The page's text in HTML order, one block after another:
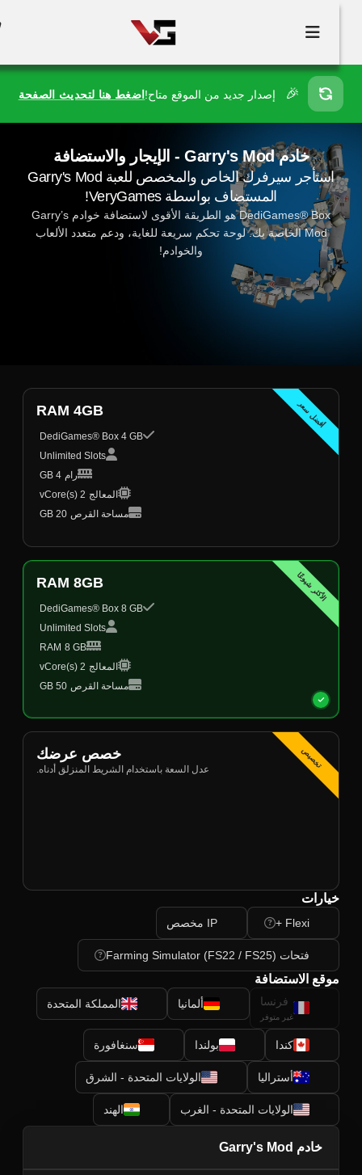
🎉 إصدار جديد من الموقع متاح! اضغط هنا لتحديث الصفحة
خادم Garry's Mod - الإيجار والاستضافة
استأجر سيرفرك الخاص والمخصص للعبة Garry's Mod
المستضاف بواسطة VeryGames!
DediGames® Box هو الطريقة الأقوى لاستضافة خوادم Garry’s
Mod الخاصة بك. لوحة تحكم سريعة للغاية، ودعم متعدد الألعاب
والخوادم!
أفضل سعر RAM 4GB
DediGames® Box 4 GB
Unlimited Slots
رام 4 GB
المعالج 2 vCore(s)
مساحة القرص 20 GB
الأكثر شيوعًا RAM 8GB
DediGames® Box 8 GB
Unlimited Slots
RAM 8 GB
المعالج 2 vCore(s)
مساحة القرص 50 GB
تخصيص خصص عرضك
عدل السعة باستخدام الشريط المنزلق أدناه.
خيارات
Flexi +
فتحات Farming Simulator (FS22 / FS25)
موقع الاستضافة
فرنسا
غير متوفر
ألمانيا المملكة المتحدة
كندا بولندا سنغافورة
أستراليا الولايات المتحدة - الشرق
الولايات المتحدة - الغرب الهند
خادم Garry's Mod